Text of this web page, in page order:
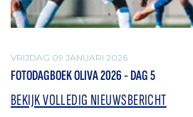
VRIJDAG 09 JANUARI 2026
FOTODAGBOEK OLIVA 2026 - DAG 5
BEKIJK VOLLEDIG NIEUWSBERICHT